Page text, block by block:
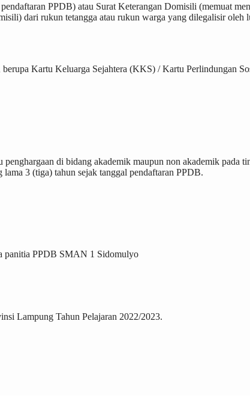
PPDB) atau Surat Keterangan Domisili (memuat
dari rukun tetangga atau rukun warga yang dilegalisir oleh
Kartu Keluarga Sejahtera (KKS) / Kartu Perlindungan
di bidang akademik maupun non akademik pada
3 (tiga) tahun sejak tanggal pendaftaran PPDB.
panitia PPDB SMAN 1 Sidomulyo
Lampung Tahun Pelajaran 2022/2023.